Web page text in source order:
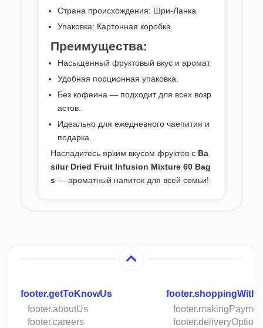
Страна происхождения: Шри-Ланка
Упаковка: Картонная коробка
Преимущества:
Насыщенный фруктовый вкус и аромат.
Удобная порционная упаковка.
Без кофеина — подходит для всех возр
астов.
Идеально для ежедневного чаепития и
подарка.
Насладитесь ярким вкусом фруктов с Ba
silur Dried Fruit Infusion Mixture 60 Bag
s — ароматный напиток для всей семьи!
footer.getToKnowUs
footer.aboutUs
footer.careers
footer.deliveryOptions